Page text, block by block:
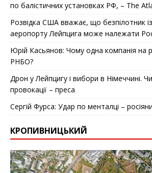
по балістичних установках РФ, – The
Розвідка США вважає, що безпілотник
аеропорту Лейпцига може належати
Юрій Касьянов: Чому одна компанія на
РНБО?
Дрон у Лейпцигу і вибори в Німеччині.
провокації – преса
Сергій Фурса: Удар по менталці –
КРОПИВНИЦЬКИЙ